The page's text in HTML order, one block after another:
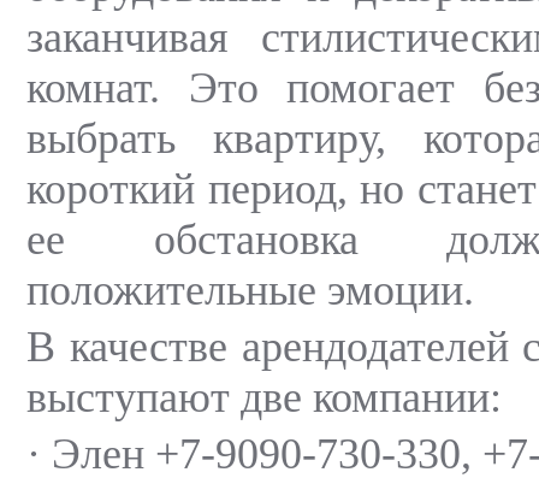
заканчивая
комнат. Это помогает
выбрать квартиру,
короткий период, но
ее обстановка
положительные эмоции.
В качестве арендодателей
выступают две компании:
· Элен +7-9090-730-330,